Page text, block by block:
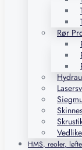
Rør
HMS, reoler,